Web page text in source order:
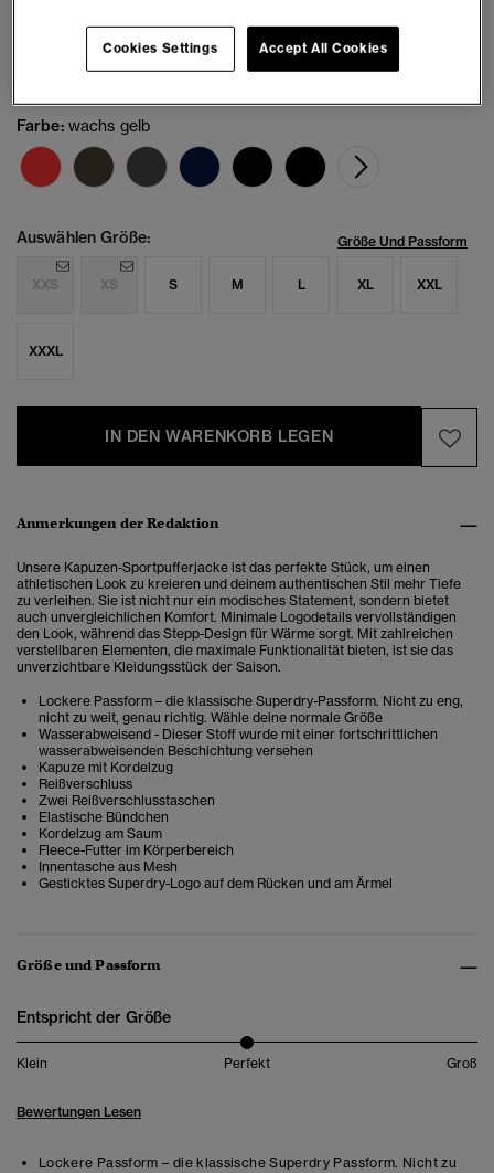
€129.99
Farbe: wachs gelb
Auswählen Größe: Größe Und Passform
XXS XS S M L XL XXL
XXXL
IN DEN WARENKORB LEGEN
Anmerkungen der Redaktion
Unsere Kapuzen-Sportpufferjacke ist das perfekte Stück, um einen
athletischen Look zu kreieren und deinem authentischen Stil mehr Tiefe
zu verleihen. Sie ist nicht nur ein modisches Statement, sondern bietet
auch unvergleichlichen Komfort. Minimale Logodetails vervollständigen
den Look, während das Stepp-Design für Wärme sorgt. Mit zahlreichen
verstellbaren Elementen, die maximale Funktionalität bieten, ist sie das
unverzichtbare Kleidungsstück der Saison.
Lockere Passform – die klassische Superdry-Passform. Nicht zu eng,
nicht zu weit, genau richtig. Wähle deine normale Größe
Wasserabweisend - Dieser Stoff wurde mit einer fortschrittlichen
wasserabweisenden Beschichtung versehen
Kapuze mit Kordelzug
Reißverschluss
Zwei Reißverschlusstaschen
Elastische Bündchen
Kordelzug am Saum
Fleece-Futter im Körperbereich
Innentasche aus Mesh
Gesticktes Superdry-Logo auf dem Rücken und am Ärmel
Größe und Passform
Entspricht der Größe
Klein Perfekt Groß
Bewertungen Lesen
Lockere Passform – die klassische Superdry Passform. Nicht zu
Accept All Cookies
Cookies Settings